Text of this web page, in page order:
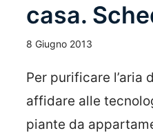
casa.
8 Giugno 2013
Per purificare l’aria
affidare alle
piante da